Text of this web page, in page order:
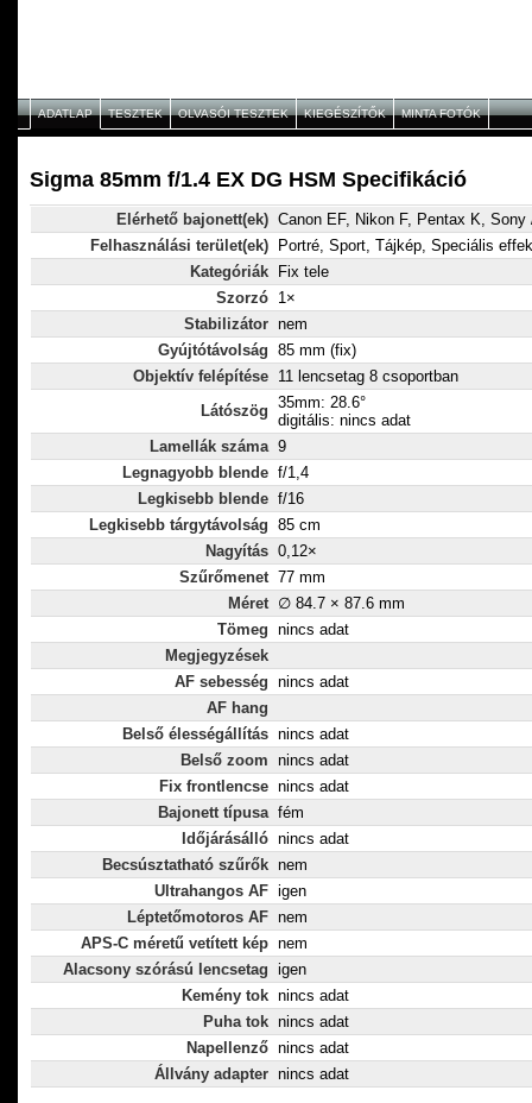
ADATLAP TESZTEK OLVASÓI TESZTEK KIEGÉSZÍTŐK MINTA FOTÓK
Sigma 85mm f/1.4 EX DG HSM Specifikáció
Elérhető bajonett(ek) Canon EF, Nikon F, Pentax K,
Felhasználási terület(ek)
Portré, Sport, Tájkép, Speciális
Kategóriák
Fix tele
Szorzó 1×
Stabilizátor nem
Gyújtótávolság 85 mm (fix)
Objektív felépítése 11 lencsetag 8 csoportban
Látószög 35mm: 28.6°
digitális: nincs adat
Lamellák száma 9
Legnagyobb blende f/1,4
Legkisebb blende f/16
Legkisebb tárgytávolság 85 cm
Nagyítás 0,12×
Szűrőmenet 77 mm
Méret ∅ 84.7 × 87.6 mm
Tömeg nincs adat
Megjegyzések
AF sebesség nincs adat
AF hang
Belső élességállítás nincs adat
Belső zoom nincs adat
Fix frontlencse nincs adat
Bajonett típusa fém
Időjárásálló nincs adat
Becsúsztatható szűrők nem
Ultrahangos AF igen
Léptetőmotoros AF nem
APS-C méretű vetített kép nem
Alacsony szórású lencsetag igen
Kemény tok nincs adat
Puha tok nincs adat
Napellenző nincs adat
Állvány adapter nincs adat